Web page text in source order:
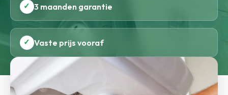
✓ 3 maanden garantie
✓ Vaste prijs vooraf